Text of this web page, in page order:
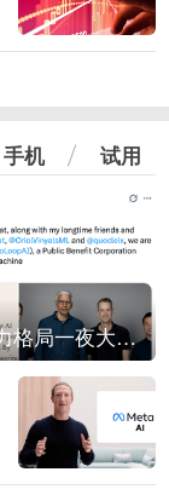
手机 试用
谷歌AI权力格局一夜大洗牌